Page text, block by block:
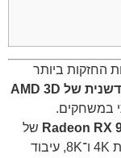
החזקות ביותר
הטכנולוגיה החדשנית של AMD 3D
במשחקים.
של
ASUS, תקבלו חוויית גיימינג חלקה ברזולוציות 4K ו־8K, עיבוד